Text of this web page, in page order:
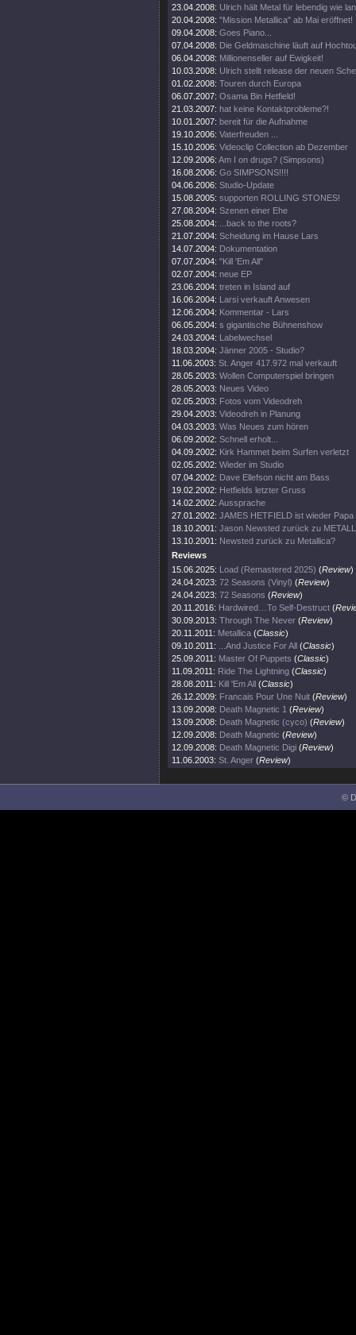
23.04.2008: Ulrich hält Metal für lebendig wie
20.04.2008: "Mission Metallica" ab Mai eröffnet!
09.04.2008: Goes Piano...
07.04.2008: Die Geldmaschine läuft auf
06.04.2008: Millionenseller auf Ewigkeit!
10.03.2008: Ulrich stellt release der neuen
01.02.2008: Touren durch Europa
06.07.2007: Osama Bin Hetfield!
21.03.2007: hat keine Kontaktprobleme?!
10.01.2007: bereit für die Aufnahme
19.10.2006: Vaterfreuden ...
15.10.2006: Videoclip Collection ab Dezember
12.09.2006: Am I on drugs? (Simpsons)
16.08.2006: Go SIMPSONS!!!!
04.06.2006: Studio-Update
15.08.2005: supporten ROLLING STONES!
27.08.2004: Szenen einer Ehe
25.08.2004:
...back to the roots?
21.07.2004: Scheidung im Hause Lars
14.07.2004: Dokumentation
07.07.2004: "Kill 'Em All"
02.07.2004: neue EP
23.06.2004: treten in Island auf
16.06.2004: Larsi verkauft Anwesen
12.06.2004: Kommentar - Lars
06.05.2004: s gigantische Bühnenshow
24.03.2004: Labelwechsel
18.03.2004: Jänner 2005 - Studio?
11.06.2003: St. Anger 417.972 mal verkauft
28.05.2003: Wollen Computerspiel bringen
28.05.2003: Neues Video
02.05.2003: Fotos vom Videodreh
29.04.2003: Videodreh in Planung
04.03.2003: Was Neues zum hören
06.09.2002: Schnell erholt...
04.09.2002: Kirk Hammet beim Surfen verletzt
02.05.2002: Wieder im Studio
07.04.2002: Dave Ellefson nicht am Bass
19.02.2002: Hetfields letzter Gruss
14.02.2002: Aussprache
27.01.2002: JAMES HETFIELD ist wieder Papa
18.10.2001: Jason Newsted zurück zu
13.10.2001: Newsted zurück zu Metallica?
Reviews
15.06.2025: Load (Remastered 2025) (Review)
24.04.2023: 72 Seasons (Vinyl) (Review)
24.04.2023: 72 Seasons (Review)
20.11.2016: Hardwired…To Self-Destruct (
30.09.2013: Through The Never (Review)
20.11.2011: Metallica (Classic)
09.10.2011:
...And Justice For All (Classic)
25.09.2011: Master Of Puppets (Classic)
11.09.2011: Ride The Lightning (Classic)
28.08.2011: Kill 'Em All (Classic)
26.12.2009: Francais Pour Une Nuit (Review)
13.09.2008: Death Magnetic 1 (Review)
13.09.2008: Death Magnetic (cyco) (Review)
12.09.2008: Death Magnetic (Review)
12.09.2008: Death Magnetic Digi (Review)
11.06.2003: St. Anger (Review)
©